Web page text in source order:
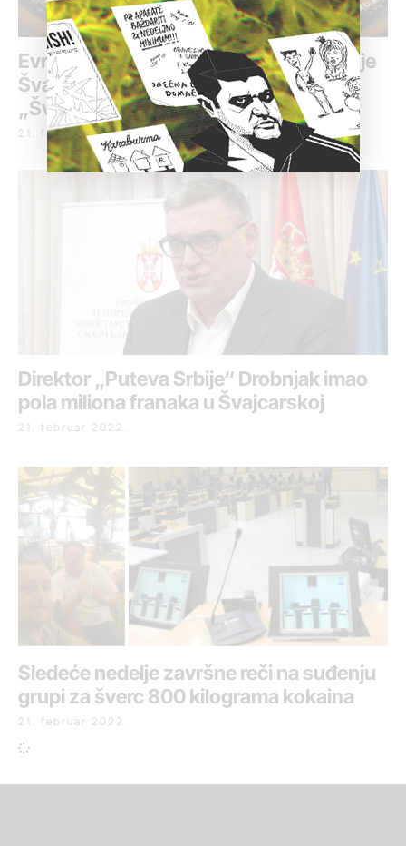
Evroparlamentarci: Preispitati stavljanje
Švajcarske na „crnu listu“ zbog
„Švajcarskih tajni“
21. februar 2022.
Direktor „Puteva Srbije“ Drobnjak imao
pola miliona franaka u Švajcarskoj
21. februar 2022.
Sledeće nedelje završne reči na suđenju
grupi za šverc 800 kilograma kokaina
21. februar 2022.